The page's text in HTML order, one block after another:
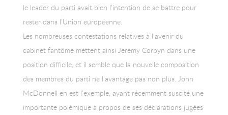
le leader du parti avait bien l’intention de se battre pour
rester dans l’Union européenne.
Les nombreuses contestations relatives à l’avenir du
cabinet fantôme mettent ainsi Jeremy Corbyn dans une
position difficile, et il semble que la nouvelle composition
des membres du parti ne l’avantage pas non plus. John
McDonnell en est l’exemple, ayant récemment suscité une
importante polémique à propos de ses déclarations jugées